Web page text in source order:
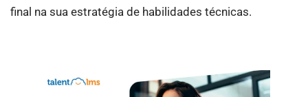
final na sua estratégia de habilidades técnicas.